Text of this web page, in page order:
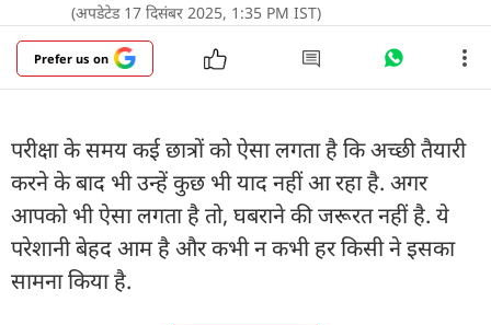
(अपडेटेड 17 दिसंबर 2025, 1:35 PM IST)
Prefer us on
परीक्षा के समय कई छात्रों को ऐसा लगता है कि अच्छी तैयारी
करने के बाद भी उन्हें कुछ भी याद नहीं आ रहा है. अगर
आपको भी ऐसा लगता है तो, घबराने की जरूरत नहीं है. ये
परेशानी बेहद आम है और कभी न कभी हर किसी ने इसका
सामना किया है.